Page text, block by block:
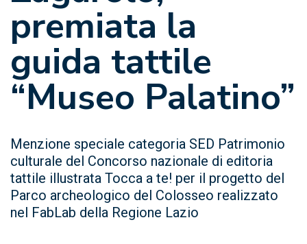
premiata la
guida tattile
“Museo Palatino”
Menzione speciale categoria SED Patrimonio
culturale del Concorso nazionale di editoria
tattile illustrata Tocca a te! per il progetto del
Parco archeologico del Colosseo realizzato
nel FabLab della Regione Lazio